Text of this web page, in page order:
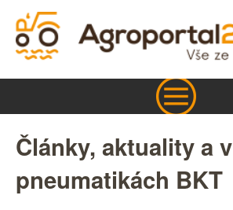
Články, aktuality a
pneumatikách BKT